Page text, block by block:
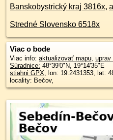
Banskobystrický kraj 3816x,
Stredné Slovensko 6518x
Viac o bode
Viac info: aktualizovať mapu, uprav
Súradnice: 48°39'0"N, 19°14'35"E
stiahni GPX, lon: 19.2431353, lat:
locality: Bečov,